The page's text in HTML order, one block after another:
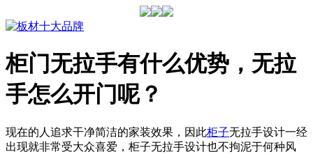
柜门无拉手有什么优势，无拉
手怎么开门呢？
现在的人追求干净简洁的家装效果，因此柜子无拉手设计一经
出现就非常受大众喜爱，柜子无拉手设计也不拘泥于何种风